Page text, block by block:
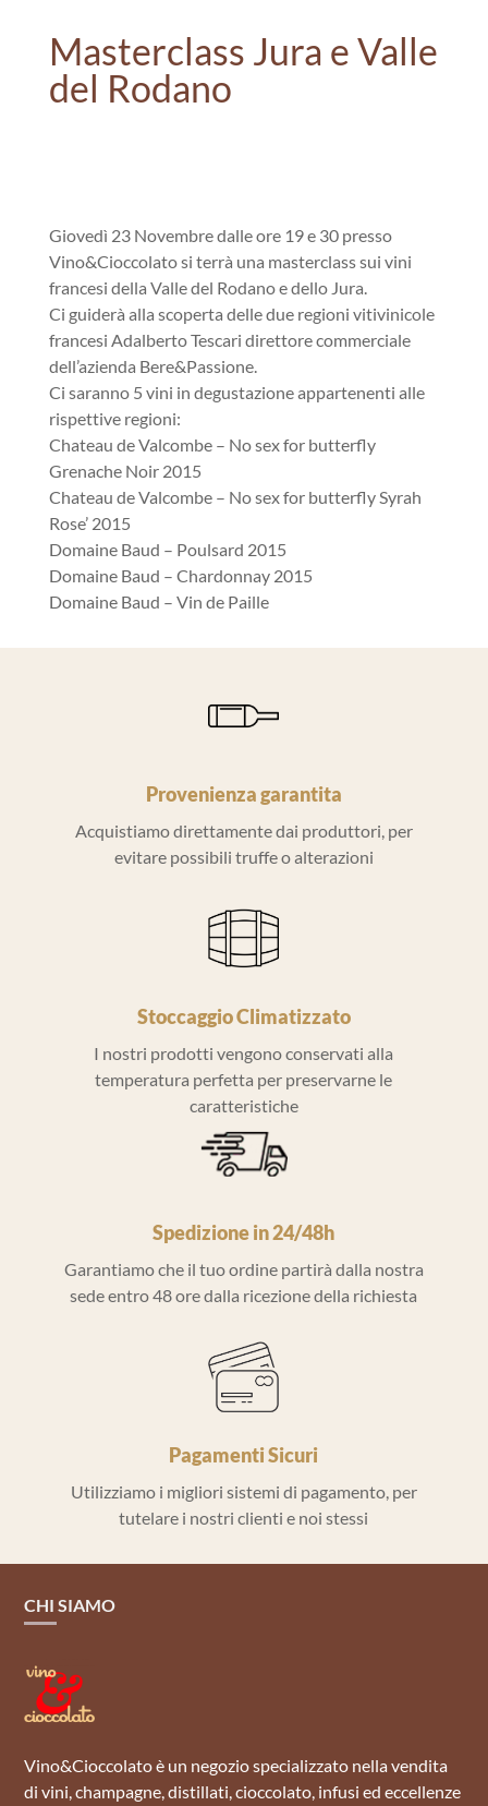
Masterclass Jura e Valle
del Rodano
Giovedì 23 Novembre dalle ore 19e30 presso
Vino&Cioccolatosi terrà una masterclass sui vini
francesi della Valle del Rodanoedello Jura.
Ci guiderà alla scoperta delle due regioni vitivinicole
francesi Adalberto Tescari direttore commerciale
dell’azienda Bere&Passione.
Ci saranno 5 vini in degustazioneappartenenti alle
rispettive regioni:
Chateau de Valcombe – No sex for butterfly
Grenache Noir 2015
Chateau de Valcombe – No sex for butterfly Syrah
Rose’ 2015
Domaine Baud – Poulsard 2015
Domaine Baud – Chardonnay 2015
Domaine Baud – Vin de Paille
Provenienza garantita
Acquistiamo direttamente dai produttori, per
evitare possibili truffe o alterazioni
Stoccaggio Climatizzato
I nostri prodotti vengono conservati alla
temperatura perfetta per preservarne le
caratteristiche
Spedizione in 24/48h
Garantiamo che il tuo ordine partirà dalla nostra
sede entro 48 ore dalla ricezione della richiesta
Pagamenti Sicuri
Utilizziamo i migliori sistemi di pagamento, per
tutelare i nostri clienti e noi stessi
CHI SIAMO
Vino&Cioccolato è un negozio specializzato nella vendita
di vini, champagne, distillati, cioccolato, infusi ed eccellenze